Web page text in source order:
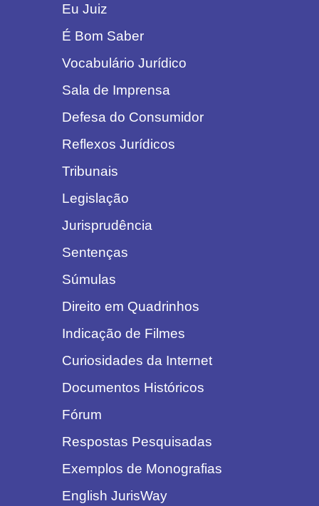
Eu Juiz
É Bom Saber
Vocabulário Jurídico
Sala de Imprensa
Defesa do Consumidor
Reflexos Jurídicos
Tribunais
Legislação
Jurisprudência
Sentenças
Súmulas
Direito em Quadrinhos
Indicação de Filmes
Curiosidades da Internet
Documentos Históricos
Fórum
Respostas Pesquisadas
Exemplos de Monografias
English JurisWay